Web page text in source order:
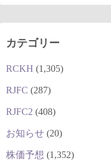
カテゴリー
RCKH (1,305)
RJFC (287)
RJFC2 (408)
お知らせ (20)
株価予想 (1,352)